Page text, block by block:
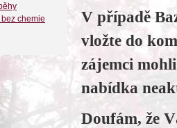
chemie
V případě
vložte do
zájemci
nabídka
Doufám, že